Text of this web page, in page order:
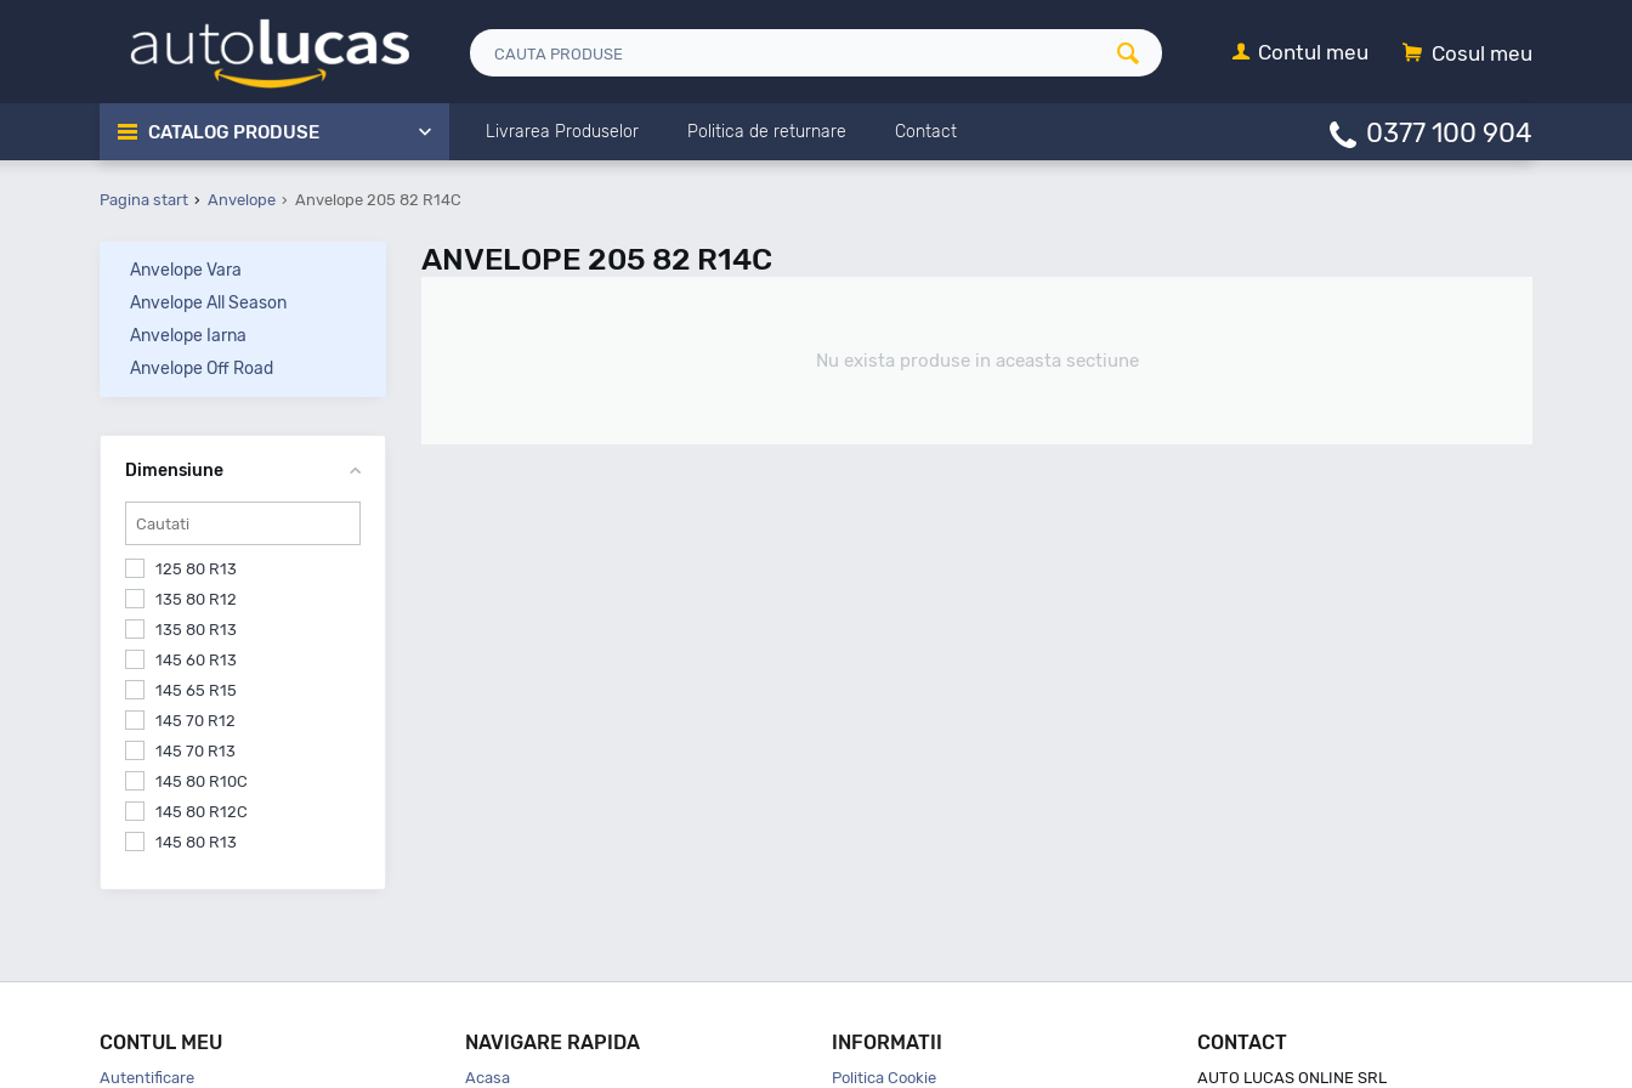
Cosul meu
Contul meu
CATALOG PRODUSE Livrarea Produselor Politica de returnare Contact 0377 100 904
Pagina start Anvelope Anvelope 205 82 R14C
ANVELOPE 205 82 R14C
Nu exista produse in aceasta sectiune
Anvelope Vara
Anvelope All Season
Anvelope Iarna
Anvelope Off Road
Dimensiune
125 80 R13
135 80 R12
135 80 R13
145 60 R13
145 65 R15
145 70 R12
145 70 R13
145 80 R10C
145 80 R12C
145 80 R13
155 65 R15
CONTUL MEU
Autentificare
NAVIGARE RAPIDA
Acasa
INFORMATII
Politica Cookie
CONTACT
AUTO LUCAS ONLINE SRL